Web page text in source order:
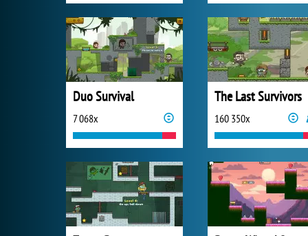
Duo Survival
7 068x
The Last Survivors
160 350x